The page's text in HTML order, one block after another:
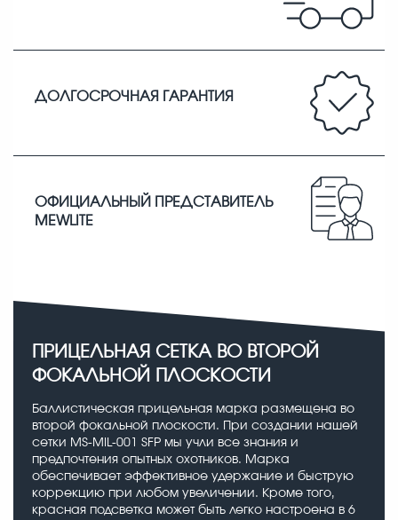
ДОЛГОСРОЧНАЯ ГАРАНТИЯ
ОФИЦИАЛЬНЫЙ ПРЕДСТАВИТЕЛЬ
MEWLITE
ПРИЦЕЛЬНАЯ СЕТКА ВО ВТОРОЙ
ФОКАЛЬНОЙ ПЛОСКОСТИ
Баллистическая прицельная марка размещена во
второй фокальной плоскости. При создании нашей
сетки MS-MIL-001 SFP мы учли все знания и
предпочтения опытных охотников. Марка
обеспечивает эффективное удержание и быструю
коррекцию при любом увеличении. Кроме того,
красная подсветка может быть легко настроена в 6